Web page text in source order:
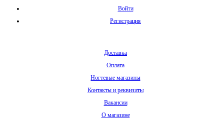
Войти
Регистрация
Доставка
Оплата
Ногтевые магазины
Контакты и реквизиты
Вакансии
О магазине